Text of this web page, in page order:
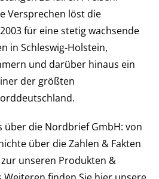
Versprechen löst die
für eine stetig wachsende
in Schleswig-Holstein,
und darüber hinaus ein
der größten
über die Nordbrief GmbH: von
über die Zahlen & Fakten
unseren Produkten &